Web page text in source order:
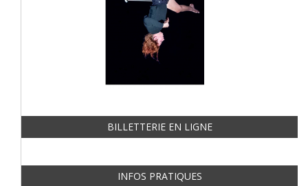
BILLETTERIE EN LIGNE
INFOS PRATIQUES